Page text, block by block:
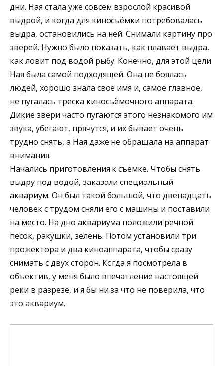
дни. Ная стала уже совсем взрослой красивой
выдрой, и когда для киносъёмки потребовалась
выдра, остановились на ней. Снимали картину про
зверей. Нужно было показать, как плавает выдра,
как ловит под водой рыбу. Конечно, для этой цели
Ная была самой подходящей. Она не боялась
людей, хорошо знала своё имя и, самое главное,
не пугалась треска киносъёмочного аппарата.
Дикие звери часто пугаются этого незнакомого им
звука, убегают, прячутся, и их бывает очень
трудно снять, а Ная даже не обращала на аппарат
внимания.
Начались приготовления к съёмке. Чтобы снять
выдру под водой, заказали специальный
аквариум. Он был такой большой, что двенадцать
человек с трудом сняли его с машины и поставили
на место. На дно аквариума положили речной
песок, ракушки, зелень. Потом установили три
прожектора и два киноаппарата, чтобы сразу
снимать с двух сторон. Когда я посмотрела в
объектив, у меня было впечатление настоящей
реки в разрезе, и я бы ни за что не поверила, что
это аквариум.